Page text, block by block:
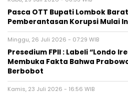
Pasca OTT Bupati Lombok
Pemberantasan Korupsi Mulai
Minggu, 26 Juli 2026 - 07:29 WIB
Presedium FPII : Labeli “Londo
Membuka Fakta Bahwa
Berbobot
Kamis, 23 Juli 2026 - 16:56 WIB